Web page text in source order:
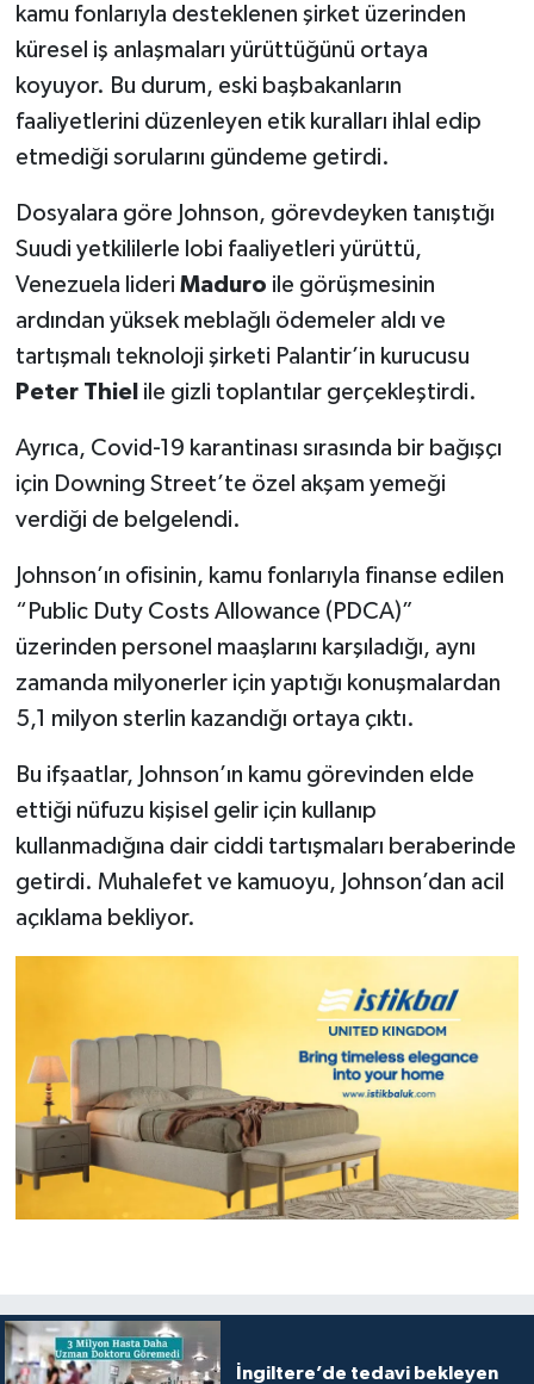
kamu fonlarıyla desteklenen şirket üzerinden
küresel iş anlaşmaları yürüttüğünü ortaya
koyuyor. Bu durum, eski başbakanların
faaliyetlerini düzenleyen etik kuralları ihlal edip
etmediği sorularını gündeme getirdi.
Dosyalara göre Johnson, görevdeyken tanıştığı
Suudi yetkililerle lobi faaliyetleri yürüttü,
Venezuela lideri Maduro ile görüşmesinin
ardından yüksek meblağlı ödemeler aldı ve
tartışmalı teknoloji şirketi Palantir’in kurucusu
Peter Thiel ile gizli toplantılar gerçekleştirdi.
Ayrıca, Covid-19 karantinası sırasında bir bağışçı
için Downing Street’te özel akşam yemeği
verdiği de belgelendi.
Johnson’ın ofisinin, kamu fonlarıyla finanse edilen
“Public Duty Costs Allowance (PDCA)”
üzerinden personel maaşlarını karşıladığı, aynı
zamanda milyonerler için yaptığı konuşmalardan
5,1 milyon sterlin kazandığı ortaya çıktı.
Bu ifşaatlar, Johnson’ın kamu görevinden elde
ettiği nüfuzu kişisel gelir için kullanıp
kullanmadığına dair ciddi tartışmaları beraberinde
getirdi. Muhalefet ve kamuoyu, Johnson’dan acil
açıklama bekliyor.
İngiltere’de tedavi bekleyen